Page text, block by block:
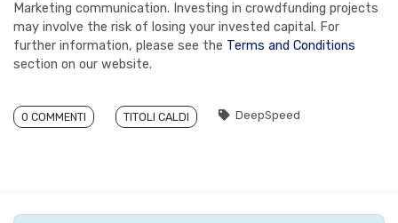
Marketing communication. Investing in crowdfunding projects
may involve the risk of losing your invested capital. For
further information, please see the Terms and Conditions
section on our website.
0 COMMENTI TITOLI CALDI DeepSpeed